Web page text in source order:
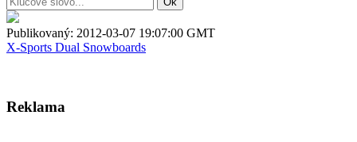
Publikovaný: 2012-03-07 19:07:00 GMT
X-Sports Dual Snowboards
Reklama